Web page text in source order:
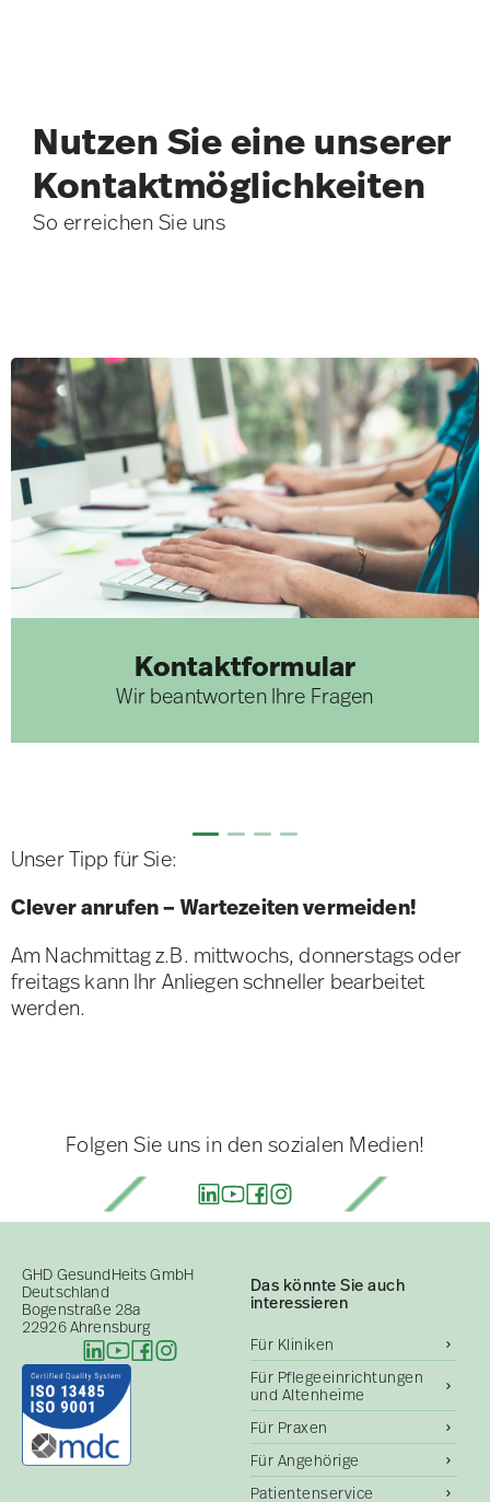
Nutzen Sie eine unserer
Kontakt­möglichkeiten
So erreichen Sie uns
Kontaktformular
Wir beantworten Ihre Fragen
Unser Tipp für Sie:
Clever anrufen – Wartezeiten vermeiden!
Am Nachmittag z.B. mittwochs, donnerstags oder
freitags kann Ihr Anliegen schneller bearbeitet
werden.
Folgen Sie uns in den sozialen Medien!
GHD GesundHeits GmbH
Deutschland
Bogenstraße 28a
22926 Ahrensburg
Das könnte Sie auch
interessieren
Für Kliniken
Für Pflegeeinrichtungen
und Altenheime
Für Praxen
Für Angehörige
Patientenservice